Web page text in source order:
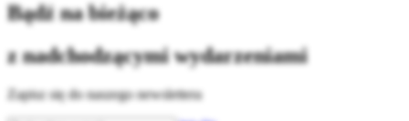
Bądź na bieżąco
z nadchodzącymi wydarzeniami
Zapisz się do naszego newslettera